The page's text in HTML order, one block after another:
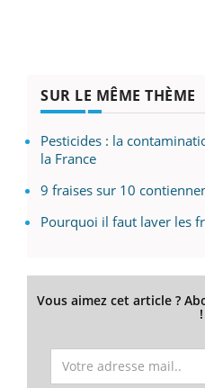
SUR LE MÊME THÈME
Pesticides : la
la France
9 fraises sur 10
Pourquoi il faut laver les
Vous aimez cet article ?
!